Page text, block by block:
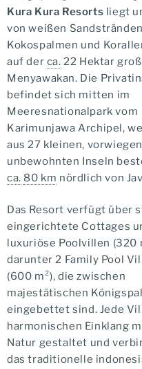
Kura Kura Resorts liegt
von weißen
Kokospalmen und
auf der ca. 22 Hektar
Menyawakan. Die
befindet sich mitten im
Meeresnationalpark vom
Karimunjawa Archipel,
aus 27 kleinen,
unbewohnten Inseln
ca. 80 km nördlich von
Das Resort verfügt über
eingerichtete Cottages
luxuriöse Poolvillen (320
darunter 2 Family Pool
(600 m²), die zwischen
majestätischen
eingebettet sind. Jede
harmonischen Einklang
Natur gestaltet und
das traditionelle